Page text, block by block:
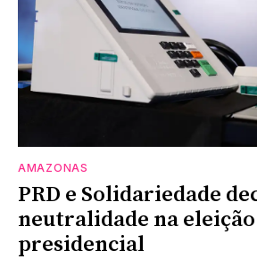
AMAZONAS
PRD e Solidariedade
neutralidade na eleição
presidencial